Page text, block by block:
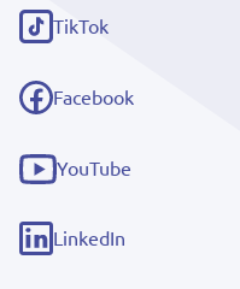
link)
TikTok
(externe
link)
Facebook
(externe
link)
YouTube
(externe
link)
LinkedIn
(externe